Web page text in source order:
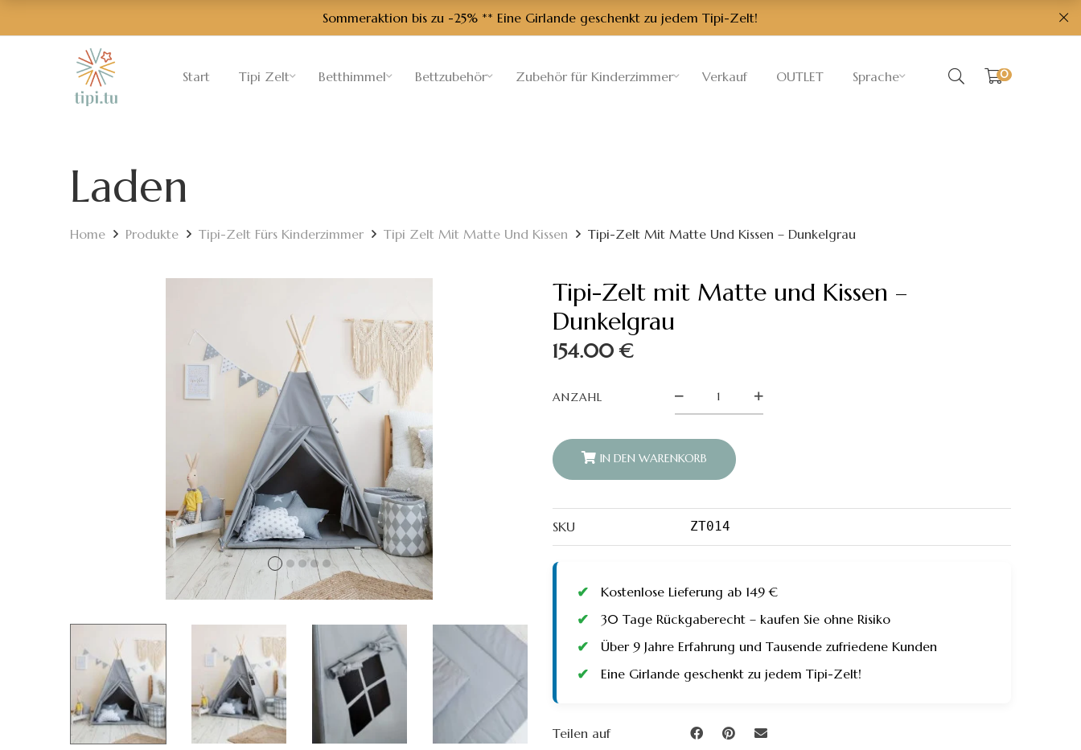
Sommeraktion bis zu -25% ** Eine Girlande geschenkt zu jedem Tipi-Zelt!
Start Tipi Zelt Betthimmel Bettzubehör Zubehör für Kinderzimmer Verkauf OUTLET Sprache 0
Laden
Home Produkte Tipi-Zelt Fürs Kinderzimmer Tipi Zelt Mit Matte Und Kissen Tipi-Zelt Mit Matte Und Kissen – Dunkelgrau
Tipi-Zelt mit Matte und Kissen –
Dunkelgrau
154.00€
ANZAHL
mit
Kissen
Dunkelgrau
IN DEN WARENKORB
SKU ZT014
Kostenlose Lieferung ab 149 €
30 Tage Rückgaberecht – kaufen Sie ohne Risiko
Über 9 Jahre Erfahrung und Tausende zufriedene Kunden
Eine Girlande geschenkt zu jedem Tipi-Zelt!
Teilen auf